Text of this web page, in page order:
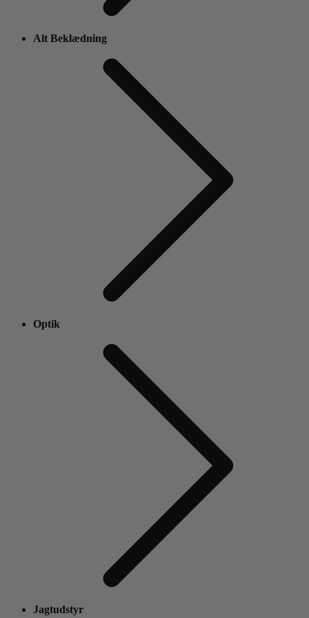
Alt Beklædning
Optik
Jagtudstyr